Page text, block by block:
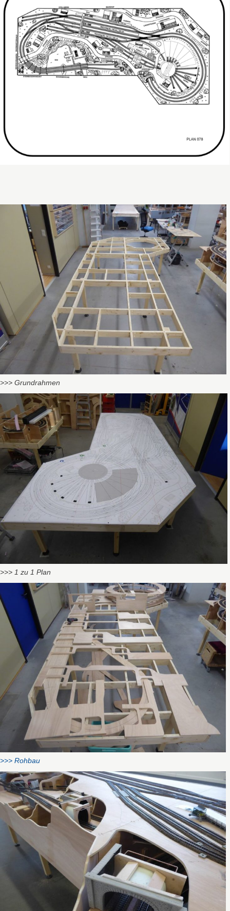
>>> Grundrahmen
>>> 1 zu 1 Plan
>>> Rohbau